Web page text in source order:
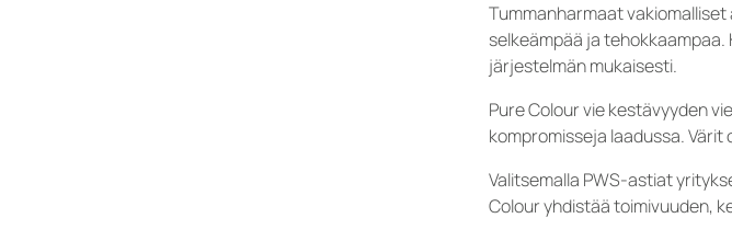
Tummanharmaat
selkeämpää ja
järjestelmän mukaisesti.
Pure Colour vie kestävyyden
kompromisseja laadussa.
Valitsemalla PWS-astiat
Colour yhdistää toimivuuden,